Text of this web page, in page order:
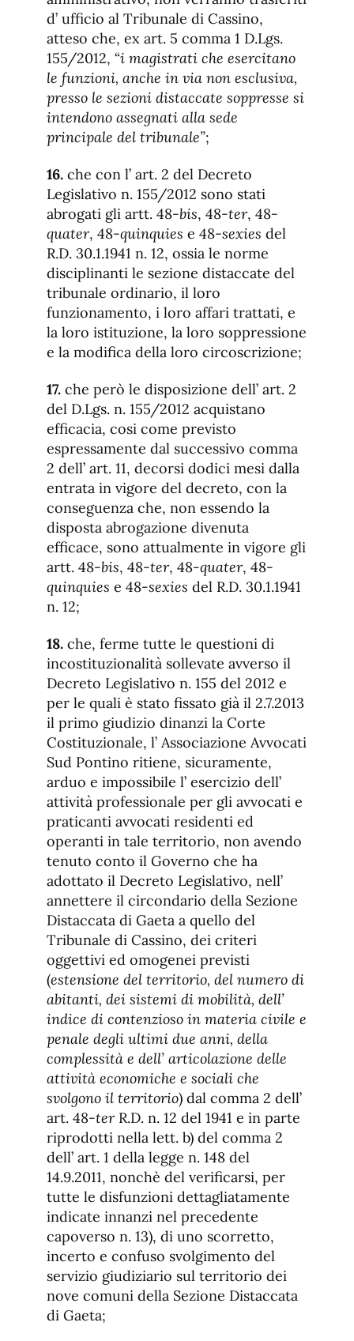
d’ ufficio al Tribunale di Cassino,
atteso che, ex art. 5 comma 1 D.Lgs.
155/2012, “i magistrati che esercitano
le funzioni, anche in via non esclusiva,
presso le sezioni distaccate soppresse si
intendono assegnati alla sede
principale del tribunale”;
16. che con l’ art. 2 del Decreto
Legislativo n. 155/2012 sono stati
abrogati gli artt. 48-bis, 48-ter, 48-
quater, 48-quinquies e 48-sexies del
R.D. 30.1.1941 n. 12, ossia le norme
disciplinanti le sezione distaccate del
tribunale ordinario, il loro
funzionamento, i loro affari trattati, e
la loro istituzione, la loro soppressione
e la modifica della loro circoscrizione;
17. che però le disposizione dell’ art. 2
del D.Lgs. n. 155/2012 acquistano
efficacia, cosi come previsto
espressamente dal successivo comma
2 dell’ art. 11, decorsi dodici mesi dalla
entrata in vigore del decreto, con la
conseguenza che, non essendo la
disposta abrogazione divenuta
efficace, sono attualmente in vigore gli
artt. 48-bis, 48-ter, 48-quater, 48-
quinquies e 48-sexies del R.D. 30.1.1941
n. 12;
18. che, ferme tutte le questioni di
incostituzionalità sollevate avverso il
Decreto Legislativo n. 155 del 2012 e
per le quali è stato fissato già il 2.7.2013
il primo giudizio dinanzi la Corte
Costituzionale, l’ Associazione Avvocati
Sud Pontino ritiene, sicuramente,
arduo e impossibile l’ esercizio dell’
attività professionale per gli avvocati e
praticanti avvocati residenti ed
operanti in tale territorio, non avendo
tenuto conto il Governo che ha
adottato il Decreto Legislativo, nell’
annettere il circondario della Sezione
Distaccata di Gaeta a quello del
Tribunale di Cassino, dei criteri
oggettivi ed omogenei previsti
(estensione del territorio, del numero di
abitanti, dei sistemi di mobilità, dell’
indice di contenzioso in materia civile e
penale degli ultimi due anni, della
complessità e dell’ articolazione delle
attività economiche e sociali che
svolgono il territorio) dal comma 2 dell’
art. 48-terR.D. n. 12 del 1941 e in parte
riprodotti nella lett. b) del comma 2
dell’ art. 1 della legge n. 148 del
14.9.2011, nonchè del verificarsi, per
tutte le disfunzioni dettagliatamente
indicate innanzi nel precedente
capoverso n. 13), di uno scorretto,
incerto e confuso svolgimento del
servizio giudiziario sul territorio dei
nove comuni della Sezione Distaccata
di Gaeta;